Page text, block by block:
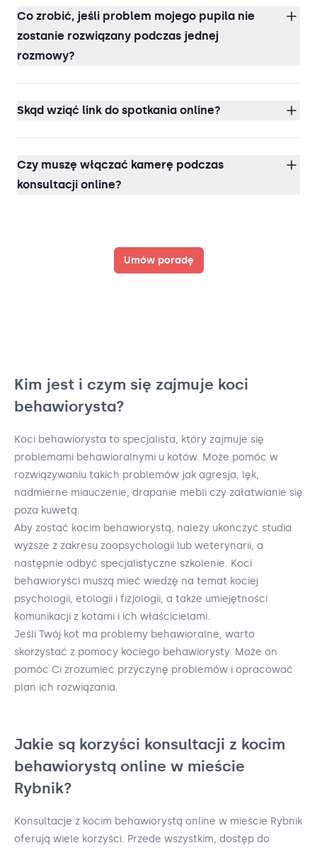
Co zrobić, jeśli problem mojego pupila nie
zostanie rozwiązany podczas jednej
rozmowy?
Skąd wziąć link do spotkania online?
Czy muszę włączać kamerę podczas
konsultacji online?
Umów poradę
Kim jest i czym się zajmuje koci
behawiorysta?
Koci behawiorysta to specjalista, który zajmuje się
problemami behawioralnymi u kotów. Może pomóc w
rozwiązywaniu takich problemów jak agresja, lęk,
nadmierne miauczenie, drapanie mebli czy załatwianie się
poza kuwetą.
Aby zostać kocim behawiorystą, należy ukończyć studia
wyższe z zakresu zoopsychologii lub weterynarii, a
następnie odbyć specjalistyczne szkolenie. Koci
behawioryści muszą mieć wiedzę na temat kociej
psychologii, etologii i fizjologii, a także umiejętności
komunikacji z kotami i ich właścicielami.
Jeśli Twój kot ma problemy behawioralne, warto
skorzystać z pomocy kociego behawiorysty. Może on
pomóc Ci zrozumieć przyczynę problemów i opracować
plan ich rozwiązania.
Jakie są korzyści konsultacji z kocim
behawiorystą online w mieście
Rybnik?
Konsultacje z kocim behawiorystą online w mieście Rybnik
oferują wiele korzyści. Przede wszystkim, dostęp do